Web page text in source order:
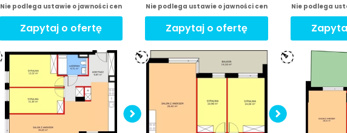
Nie podlega ustawie o jawności cen
Zapytaj o ofertę
Nie podlega ustawie o jawności cen
Zapytaj o ofertę
Nie podlega